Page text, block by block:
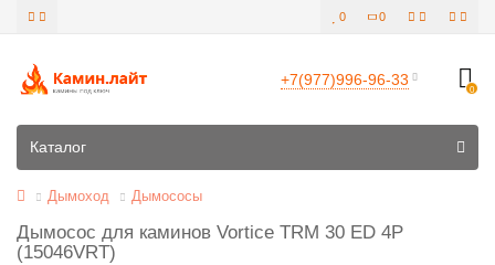
0
0
+7(977)996-96-33
0
Каталог
Дымоход Дымососы
Дымосос для каминов Vortice TRM 30 ED 4P
(15046VRT)